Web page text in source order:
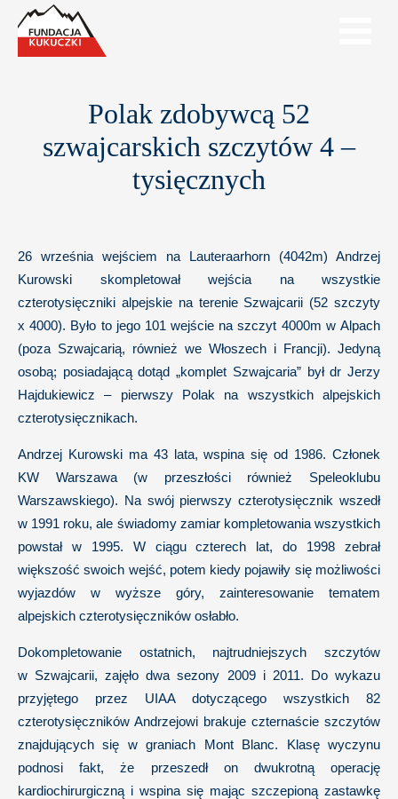
Polak zdobywcą 52
szwajcarskich szczytów 4 –
tysięcznych
26 września wejściem na Lauteraarhorn (4042m) Andrzej
Kurowski skompletował wejścia na wszystkie
czterotysięczniki alpejskie na terenie Szwajcarii (52 szczyty
x 4000). Było to jego 101 wejście na szczyt 4000m w Alpach
(poza Szwajcarią, również we Włoszech i Francji). Jedyną
osobą; posiadającą dotąd „komplet Szwajcaria” był dr Jerzy
Hajdukiewicz – pierwszy Polak na wszystkich alpejskich
czterotysięcznikach.
Andrzej Kurowski ma 43 lata, wspina się od 1986. Członek
KW Warszawa (w przeszłości również Speleoklubu
Warszawskiego). Na swój pierwszy czterotysięcznik wszedł
w 1991 roku, ale świadomy zamiar kompletowania wszystkich
powstał w 1995. W ciągu czterech lat, do 1998 zebrał
większość swoich wejść, potem kiedy pojawiły się możliwości
wyjazdów w wyższe góry, zainteresowanie tematem
alpejskich czterotysięczników osłabło.
Dokompletowanie ostatnich, najtrudniejszych szczytów
w Szwajcarii, zajęło dwa sezony 2009 i 2011. Do wykazu
przyjętego przez UIAA dotyczącego wszystkich 82
czterotysięczników Andrzejowi brakuje czternaście szczytów
znajdujących się w graniach Mont Blanc. Klasę wyczynu
podnosi fakt, że przeszedł on dwukrotną operację
kardiochirurgiczną i wspina się mając szczepioną zastawkę